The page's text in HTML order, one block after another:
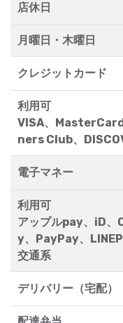
店休日
月曜日・木曜日
クレジットカード
利用可
VISA、MasterCard
ners Club、
電子マネー
利用可
アップルpay、iD
y、PayPay、
交通系
デリバリー（宅配）